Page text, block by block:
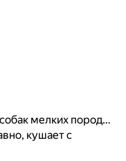
мелких пород…
кушает с